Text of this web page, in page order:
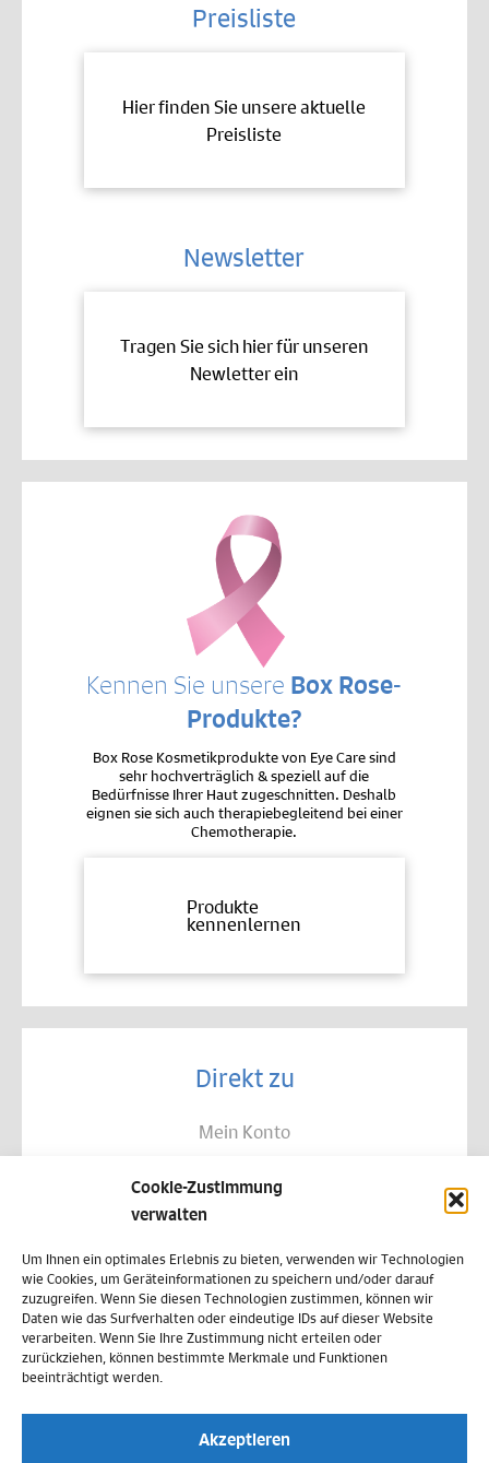
Cookie-Zustimmung
verwalten
Um Ihnen ein optimales Erlebnis zu bieten, verwenden wir Technologien
wie Cookies, um Geräteinformationen zu speichern und/oder darauf
zuzugreifen. Wenn Sie diesen Technologien zustimmen, können wir
Daten wie das Surfverhalten oder eindeutige IDs auf dieser Website
verarbeiten. Wenn Sie Ihre Zustimmung nicht erteilen oder
zurückziehen, können bestimmte Merkmale und Funktionen
beeinträchtigt werden.
Akzeptieren
Preisliste
Hier finden Sie unsere aktuelle
Preisliste
Newsletter
Tragen Sie sich hier für unseren
Newletter ein
Kennen Sie unsere Box Rose-
Produkte?
Box Rose Kosmetikprodukte von Eye Care sind
sehr hochverträglich & speziell auf die
Bedürfnisse Ihrer Haut zugeschnitten. Deshalb
eignen sie sich auch therapiebegleitend bei einer
Chemotherapie.
Produkte
kennenlernen
Direkt zu
Mein Konto
Allgemeine Geschäftsbedingungen
Datenschutz
Widerruf
Zahlungsweisen
Versand & Lieferung
Cookie-Richtlinie (EU)